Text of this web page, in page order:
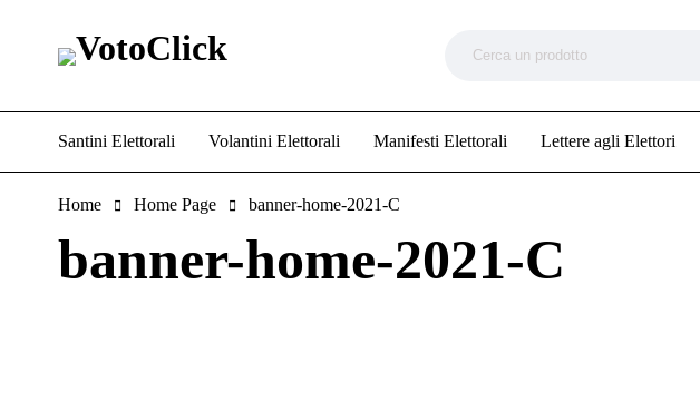
Santini Elettorali Volantini Elettorali Manifesti Elettorali Lettere agli Elettori
Home Home Page banner-home-2021-C
banner-home-2021-C